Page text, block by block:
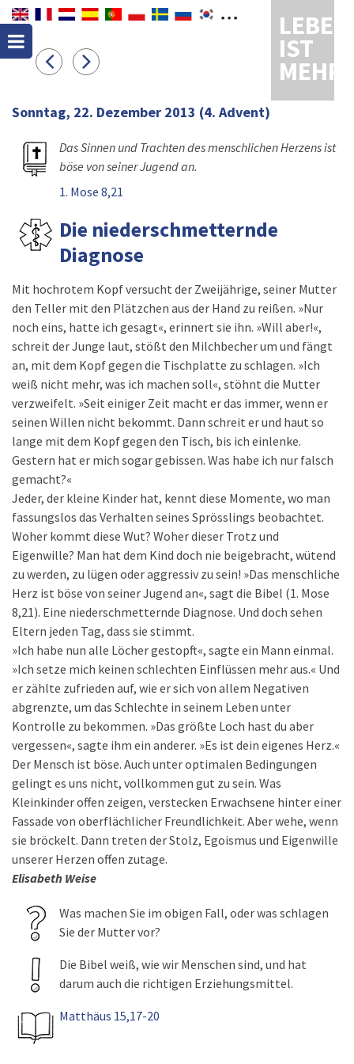
LEBEN
IST
MEHR
Sonntag, 22. Dezember 2013 (4. Advent)
Das Sinnen und Trachten des menschlichen Herzens ist
böse von seiner Jugend an.
1. Mose 8,21
Die niederschmetternde
Diagnose
Mit hochrotem Kopf versucht der Zweijährige, seiner Mutter
den Teller mit den Plätzchen aus der Hand zu reißen. »Nur
noch eins, hatte ich gesagt«, erinnert sie ihn. »Will aber!«,
schreit der Junge laut, stößt den Milchbecher um und fängt
an, mit dem Kopf gegen die Tischplatte zu schlagen. »Ich
weiß nicht mehr, was ich machen soll«, stöhnt die Mutter
verzweifelt. »Seit einiger Zeit macht er das immer, wenn er
seinen Willen nicht bekommt. Dann schreit er und haut so
lange mit dem Kopf gegen den Tisch, bis ich einlenke.
Gestern hat er mich sogar gebissen. Was habe ich nur falsch
gemacht?«
Jeder, der kleine Kinder hat, kennt diese Momente, wo man
fassungslos das Verhalten seines Sprösslings beobachtet.
Woher kommt diese Wut? Woher dieser Trotz und
Eigenwille? Man hat dem Kind doch nie beigebracht, wütend
zu werden, zu lügen oder aggressiv zu sein! »Das menschliche
Herz ist böse von seiner Jugend an«, sagt die Bibel (1. Mose
8,21). Eine niederschmetternde Diagnose. Und doch sehen
Eltern jeden Tag, dass sie stimmt.
»Ich habe nun alle Löcher gestopft«, sagte ein Mann einmal.
»Ich setze mich keinen schlechten Einflüssen mehr aus.« Und
er zählte zufrieden auf, wie er sich von allem Negativen
abgrenzte, um das Schlechte in seinem Leben unter
Kontrolle zu bekommen. »Das größte Loch hast du aber
vergessen«, sagte ihm ein anderer. »Es ist dein eigenes Herz.«
Der Mensch ist böse. Auch unter optimalen Bedingungen
gelingt es uns nicht, vollkommen gut zu sein. Was
Kleinkinder offen zeigen, verstecken Erwachsene hinter einer
Fassade von oberflächlicher Freundlichkeit. Aber wehe, wenn
sie bröckelt. Dann treten der Stolz, Egoismus und Eigenwille
unserer Herzen offen zutage.
Elisabeth Weise
Was machen Sie im obigen Fall, oder was schlagen
Sie der Mutter vor?
Die Bibel weiß, wie wir Menschen sind, und hat
darum auch die richtigen Erziehungsmittel.
Matthäus 15,17-20